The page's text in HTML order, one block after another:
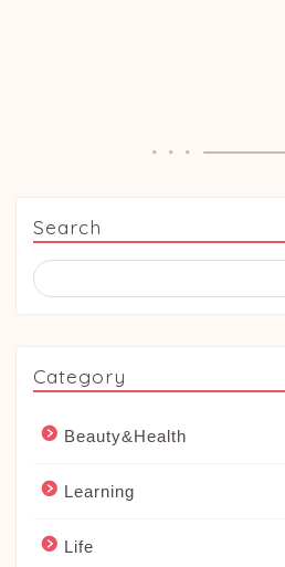
Search
Category
Beauty&Health
Learning
Life